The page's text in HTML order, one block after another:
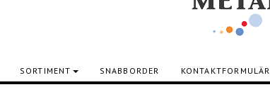
SORTIMENT SNABBORDER KONTAKTFORMULÄR